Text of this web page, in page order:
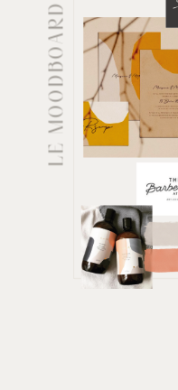
LE MOODBOARD